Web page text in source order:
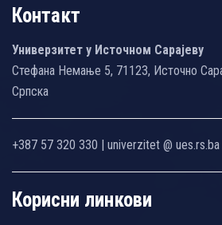
Контакт
Универзитет у Источном Сарајеву
Стефана Немање 5, 71123, Источно
Српска
+387 57 320 330 | univerzitet @ ues.rs.ba
Корисни линкови